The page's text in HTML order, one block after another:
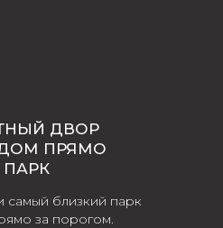
ДВОР
ПРЯМО
ПАРК
близкий парк
за порогом.